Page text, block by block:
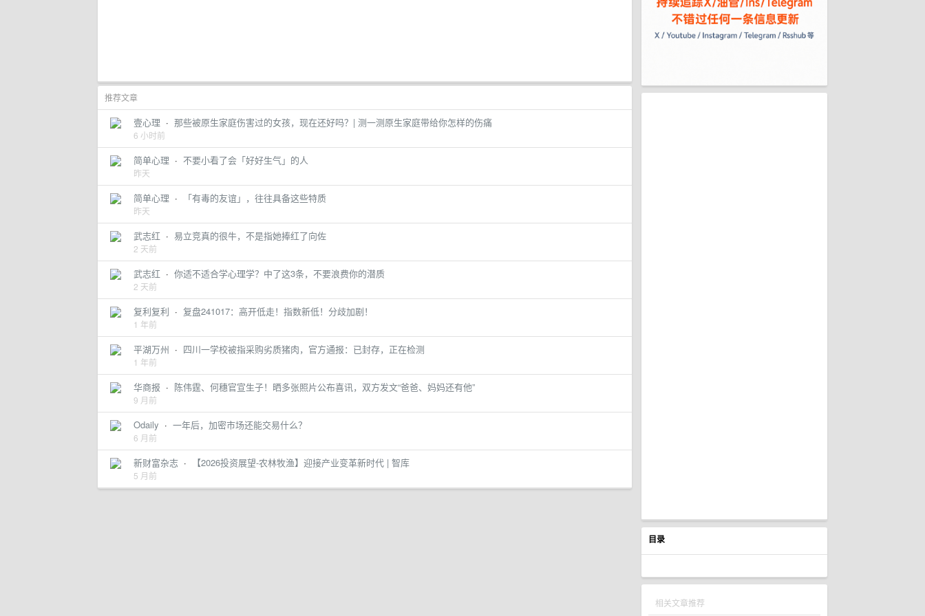
目录
相关文章推荐
推荐文章
壹心理 · 那些被原生家庭伤害过的女孩，现在还好吗？| 测一测原生家庭带给你怎样的伤痛
6 小时前
简单心理 · 不要小看了会「好好生气」的人
昨天
简单心理 · 「有毒的友谊」，往往具备这些特质
昨天
武志红 · 易立竞真的很牛，不是指她捧红了向佐
2 天前
武志红 · 你适不适合学心理学？中了这3条，不要浪费你的潜质
2 天前
复利复利 · 复盘241017：高开低走！指数新低！分歧加剧！
1 年前
平湖万州 · 四川一学校被指采购劣质猪肉，官方通报：已封存，正在检测
1 年前
华商报 · 陈伟霆、何穗官宣生子！晒多张照片公布喜讯，双方发文“爸爸、妈妈还有他”
9 月前
Odaily · 一年后，加密市场还能交易什么？
6 月前
新财富杂志 · 【2026投资展望-农林牧渔】迎接产业变革新时代 | 智库
5 月前